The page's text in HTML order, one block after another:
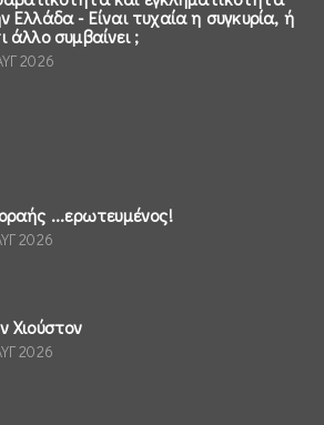
Ελλάδα - Είναι τυχαία η συγκυρία, ή
άλλο συμβαίνει ;
2026
...ερωτευμένος!
2026
Χιούστον
2026